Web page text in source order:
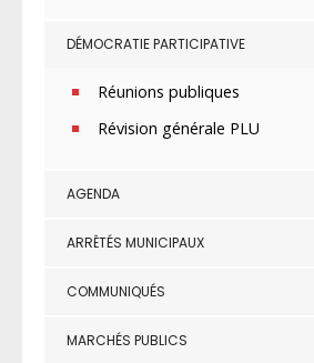
DÉMOCRATIE PARTICIPATIVE
Réunions publiques
Révision générale PLU
AGENDA
ARRÊTÉS MUNICIPAUX
COMMUNIQUÉS
MARCHÉS PUBLICS